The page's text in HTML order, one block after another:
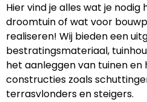
Hier vind je alles wat je
droomtuin of wat voor
realiseren! Wij bieden een
bestratingsmateriaal,
het aanleggen van tuinen en
constructies zoals
terrasvlonders en steigers.